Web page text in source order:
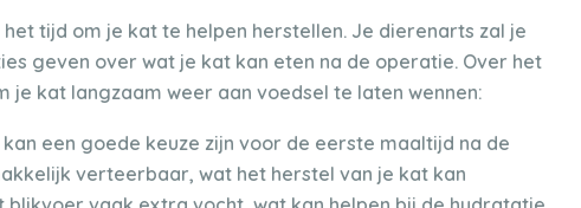
tijd om je kat te helpen herstellen. Je dierenarts zal je
geven over wat je kat kan eten na de operatie. Over het
je kat langzaam weer aan voedsel te laten wennen:
een goede keuze zijn voor de eerste maaltijd na de
verteerbaar, wat het herstel van je kat kan